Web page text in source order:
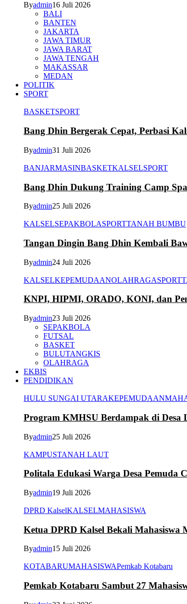
Byadmin16 Juli 2026
BALI
BANTEN
JAKARTA
JAWA TIMUR
JAWA BARAT
JAWA TENGAH
MAKASSAR
MEDAN
POLITIK
SPORT
BASKETSPORT
Bang Dhin Bergerak Cepat, Perbasi
Byadmin31 Juli 2026
BANJARMASINBASKETKALSELSPORT
Bang Dhin Dukung Training Camp
Byadmin25 Juli 2026
KALSELSEPAKBOLASPORTTANAH BUMBU
Tangan Dingin Bang Dhin Kembali
Byadmin24 Juli 2026
KALSELKEPEMUDAANOLAHRAGASPORT
KNPI, HIPMI, ORADO, KONI, dan
Byadmin23 Juli 2026
SEPAKBOLA
FUTSAL
BASKET
BULUTANGKIS
OLAHRAGA
EKBIS
PENDIDIKAN
HULU SUNGAI UTARAKEPEMUDAAN
Program KMHSU Berdampak di Desa
Byadmin25 Juli 2026
KAMPUSTANAH LAUT
Politala Edukasi Warga Desa Pemuda
Byadmin19 Juli 2026
DPRD KalselKALSELMAHASISWA
Ketua DPRD Kalsel Bekali Mahasiswa
Byadmin15 Juli 2026
KOTABARUMAHASISWAPemkab Kotabaru
Pemkab Kotabaru Sambut 27